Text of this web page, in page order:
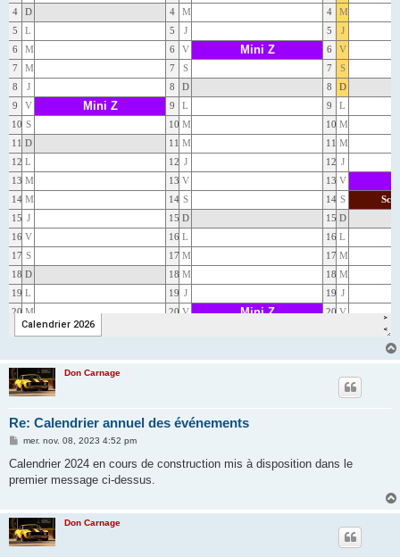
Don Carnage
Re: Calendrier annuel des événements
M
s
a
mer. nov. 08, 2023 4:52 pm
Calendrier 2024 en cours de construction mis à disposition dans le
premier message ci-dessus.
Don Carnage